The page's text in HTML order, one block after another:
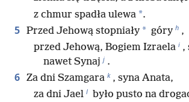
z chmur spadła ulewa *.
5 Przed Jehową stopniały * góry h ,
przed Jehową, Bogiem Izraela i ,
nawet Synaj j .
6 Za dni Szamgara k , syna Anata,
za dni Jael l było pusto na